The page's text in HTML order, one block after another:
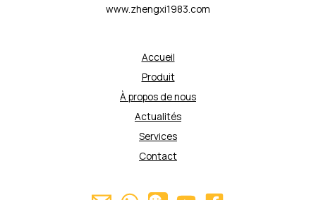
www.zhengxi1983.com
Accueil
Produit
À propos de nous
Actualités
Services
Contact